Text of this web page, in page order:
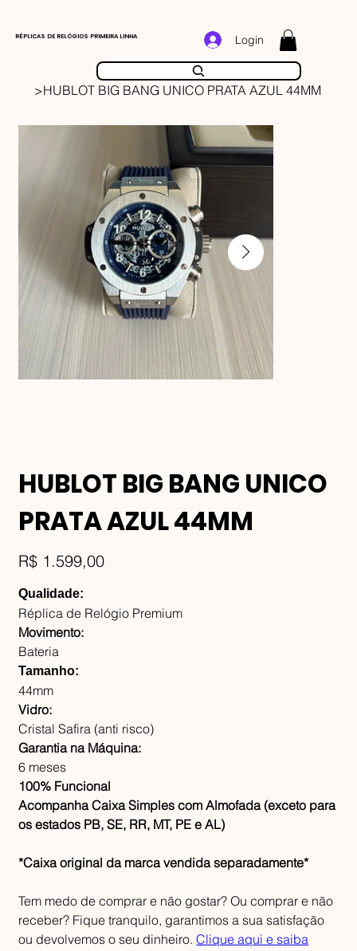
RÉPLICAS DE RELÓGIOS PRIMEIRA LINHA Login
>HUBLOT BIG BANG UNICO PRATA AZUL 44MM
HUBLOT BIG BANG UNICO
PRATA AZUL 44MM
Preço
R$ 1.599,00
Qualidade:
Réplica de Relógio Premium
Movimento:
Bateria
Tamanho:
44mm
Vidro:
Cristal Safira (anti risco)
Garantia na Máquina:
6 meses
100% Funcional
Acompanha Caixa Simples com Almofada (exceto para
os estados PB, SE, RR, MT, PE e AL)
*Caixa original da marca vendida separadamente*
Tem medo de comprar e não gostar? Ou comprar e não
receber? Fique tranquilo, garantimos a sua satisfação
ou devolvemos o seu dinheiro.Clique aqui e saiba